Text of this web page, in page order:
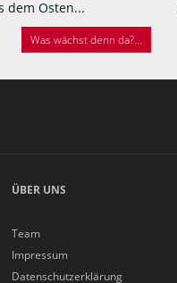
dem Osten...
Was wächst denn da?...
ÜBER UNS
Team
Impressum
Datenschutzerklärung